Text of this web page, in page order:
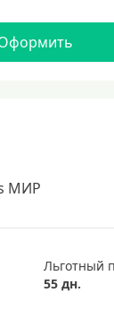
МИР
Льготный
55 дн.